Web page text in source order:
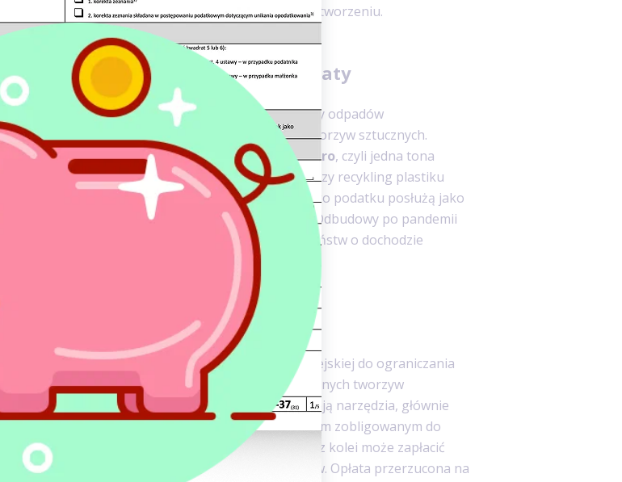
opakowań zastępczych, podlegających w całości przetworzeniu.
Podatek od odpadów - wysokość opłaty
Wysokość podatku zależna będzie od całkowitej masy odpadów
niepoddanych recyklingowi w postaci opakowań z tworzyw sztucznych.
Stawka za jeden kilogram wynosić będzie 0,80 euro, czyli jedna tona
takich odpadów to opłata w wysokości 800 euro. Niższy recykling plastiku
oznacza więc wyższy podatek. Wpływy z tytułu nowego podatku posłużą jako
wsparcie Wieloletnich Ram Finansowych i Funduszu Odbudowy po pandemii
koronawirusa. Możliwe jest zastosowanie ulgi dla państw o dochodzie
Podatek od odpadów - kto zapłaci
Podatek ma na celu motywować państwa Unii Europejskiej do ograniczania
ilości wprowadzanych i zwiększania sumy przetwarzanych tworzyw
sztucznych. Jednak to poszczególne państwa wybierają narzędzia, głównie
legislacyjne, do realizacji założonych celów. Podmiotem zobligowanym do
zapłaty podatku będzie dany kraj członkowski, który z kolei może zapłacić
podatek z budżetu lub przerzucić go na producentów. Opłata przerzucona na